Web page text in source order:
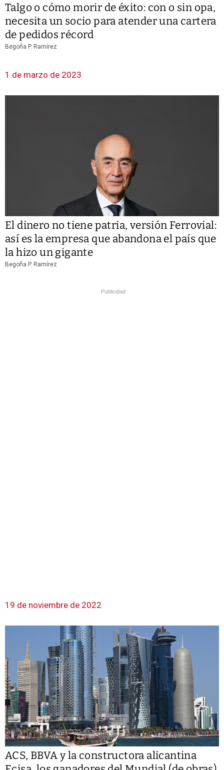
Talgo o cómo morir de éxito: con o sin opa,
necesita un socio para atender una cartera
de pedidos récord
Begoña P. Ramírez
1 de marzo de 2023
El dinero no tiene patria, versión Ferrovial:
así es la empresa que abandona el país que
la hizo un gigante
Begoña P. Ramírez
Publicidad
19 de noviembre de 2022
ACS, BBVA y la constructora alicantina